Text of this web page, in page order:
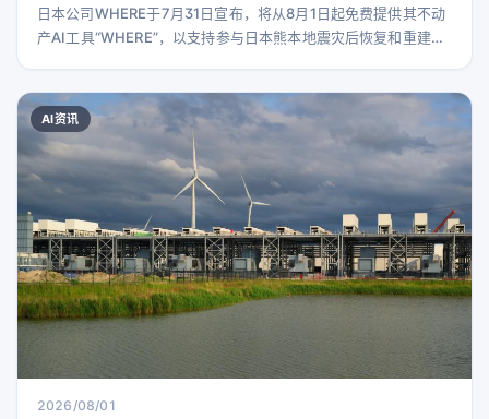
日本公司WHERE于7月31日宣布，将从8月1日起免费提供其不动
产AI工具“WHERE”，以支持参与日本熊本地震灾后恢复和重建工
重要。WHERE公司利用其掌握的卫星数据和AI技术构建的不动产
数据库，结合平时积累的土地、建筑及地理空间信息应用经验，
致力于通过技术力量助力承担恢复重建任
AI资讯
2026/08/01